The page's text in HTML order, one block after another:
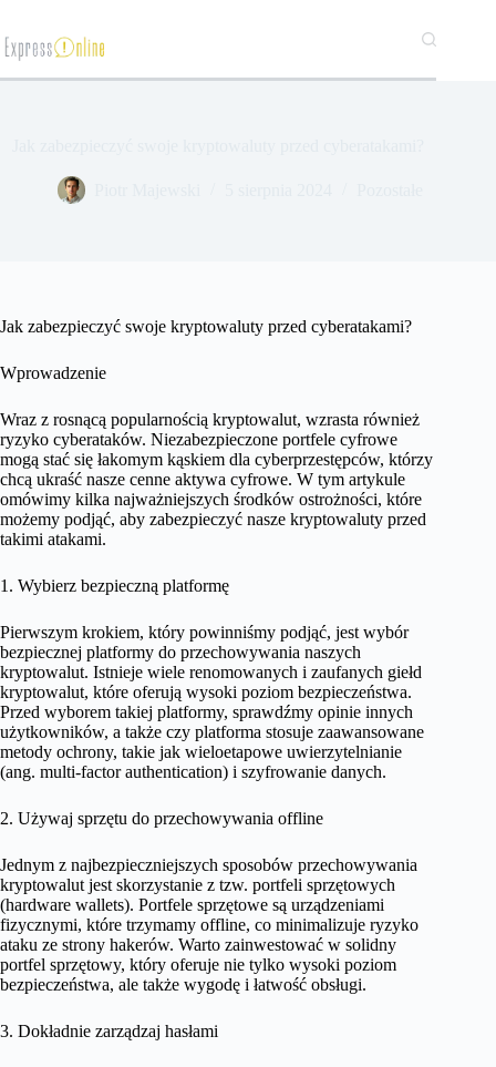
treści
Jak zabezpieczyć swoje kryptowaluty przed cyberatakami?
Wprowadzenie
Wraz z rosnącą popularnością kryptowalut, wzrasta również
ryzyko cyberataków. Niezabezpieczone portfele cyfrowe
mogą stać się łakomym kąskiem dla cyberprzestępców, którzy
chcą ukraść nasze cenne aktywa cyfrowe. W tym artykule
omówimy kilka najważniejszych środków ostrożności, które
możemy podjąć, aby zabezpieczyć nasze kryptowaluty przed
takimi atakami.
1. Wybierz bezpieczną platformę
Pierwszym krokiem, który powinniśmy podjąć, jest wybór
bezpiecznej platformy do przechowywania naszych
kryptowalut. Istnieje wiele renomowanych i zaufanych giełd
kryptowalut, które oferują wysoki poziom bezpieczeństwa.
Przed wyborem takiej platformy, sprawdźmy opinie innych
użytkowników, a także czy platforma stosuje zaawansowane
metody ochrony, takie jak wieloetapowe uwierzytelnianie
(ang. multi-factor authentication) i szyfrowanie danych.
2. Używaj sprzętu do przechowywania offline
Jednym z najbezpieczniejszych sposobów przechowywania
kryptowalut jest skorzystanie z tzw. portfeli sprzętowych
(hardware wallets). Portfele sprzętowe są urządzeniami
fizycznymi, które trzymamy offline, co minimalizuje ryzyko
ataku ze strony hakerów. Warto zainwestować w solidny
portfel sprzętowy, który oferuje nie tylko wysoki poziom
bezpieczeństwa, ale także wygodę i łatwość obsługi.
3. Dokładnie zarządzaj hasłami